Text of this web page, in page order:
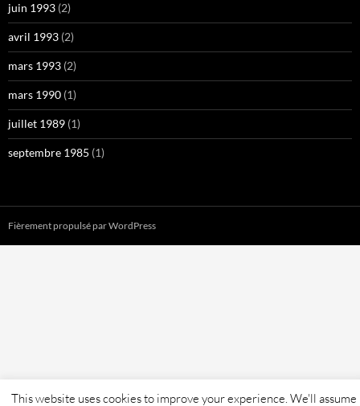
juin 1993 (2)
avril 1993 (2)
mars 1993 (2)
mars 1990 (1)
juillet 1989 (1)
septembre 1985 (1)
Fièrement propulsé par WordPress
This website uses cookies to improve your experience. We'll assume